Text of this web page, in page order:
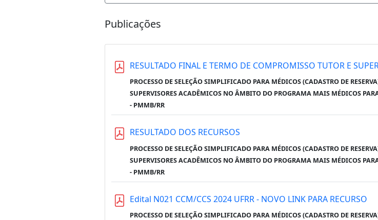
Publicações
RESULTADO FINAL E TERMO DE COMPROMISSO TUTOR E
PROCESSO DE SELEÇÃO SIMPLIFICADO PARA MÉDICOS (CADASTRO DE
SUPERVISORES ACADÊMICOS NO ÂMBITO DO PROGRAMA MAIS MÉDICOS
- PMMB/RR
RESULTADO DOS RECURSOS
PROCESSO DE SELEÇÃO SIMPLIFICADO PARA MÉDICOS (CADASTRO DE
SUPERVISORES ACADÊMICOS NO ÂMBITO DO PROGRAMA MAIS MÉDICOS
- PMMB/RR
Edital N021 CCM/CCS 2024 UFRR - NOVO LINK PARA RECURSO
PROCESSO DE SELEÇÃO SIMPLIFICADO PARA MÉDICOS (CADASTRO DE